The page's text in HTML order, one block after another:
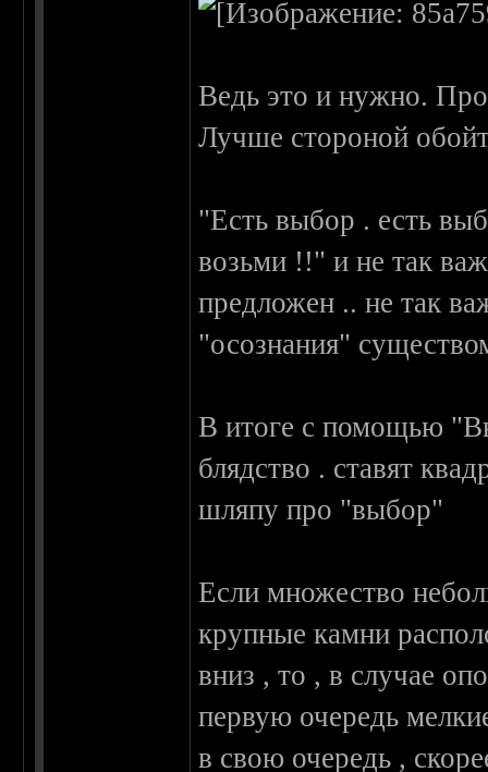
Ведь это и нужно.
Лучше стороной
"Есть выбор . есть
возьми !!" и не так
предложен .. не так
"осознания"
В итоге с помощью
блядство . ставят
шляпу про "выбор"
Если множество
крупные камни
вниз , то , в случае
первую очередь
в свою очередь ,